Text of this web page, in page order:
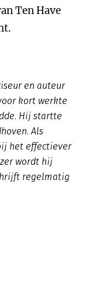
Ten Have
en auteur
kort werkte
Hij startte
Als
het effectiever
wordt hij
regelmatig